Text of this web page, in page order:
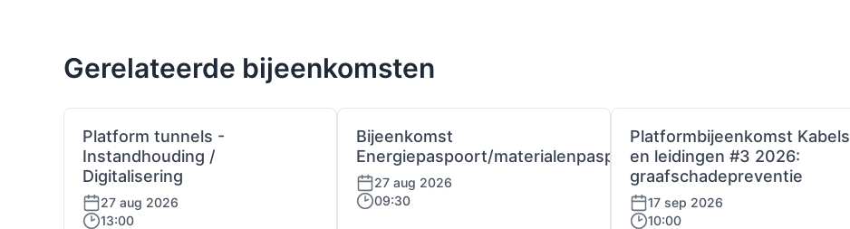
Gerelateerde bijeenkomsten
Platform tunnels -
Instandhouding /
Digitalisering
27 aug 2026
13:00
Bijeenkomst
Energiepaspoort/materialenpaspoort
27 aug 2026
09:30
Platformbijeenkomst Kabels
en leidingen #3 2026:
graafschadepreventie
17 sep 2026
10:00